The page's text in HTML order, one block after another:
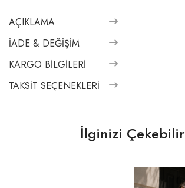
AÇIKLAMA
İADE & DEĞIŞIM
KARGO BILGILERI
TAKSIT SEÇENEKLERI
İlginizi Çekebilir